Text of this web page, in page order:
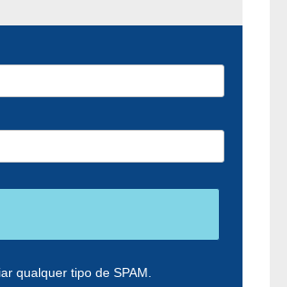
qualquer tipo de SPAM.